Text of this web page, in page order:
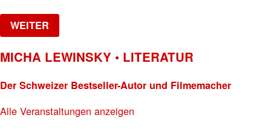
WEITER
MICHA LEWINSKY • LITERATUR
Der Schweizer Bestseller-Autor und Filmemacher
Alle Veranstaltungen anzeigen